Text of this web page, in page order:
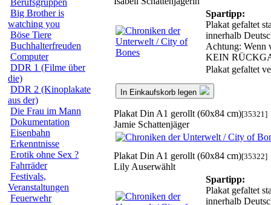
Berufsgruppen
Big Brother is
watching you
Böse Tiere
Buchhalterfreuden
Computer
DDR 1 (Filme über
die)
DDR 2 (Kinoplakate
aus der)
Die Frau im Mann
Dokumentation
Eisenbahn
Erkenntnisse
Erotik ohne Sex ?
Fahrräder
Festivals,
Veranstaltungen
Feuerwehr
Spartipp:
Plakat gefaltet
innerhalb
Achtung: Wenn
KEIN
Plakat gefaltet
In Einkaufskorb legen
Plakat Din A1 gerollt (60x84 cm)[35321]
Jamie Schattenjäger
Plakat Din A1 gerollt (60x84 cm)[35322]
Lily Auserwählt
Spartipp:
Plakat gefaltet
innerhalb